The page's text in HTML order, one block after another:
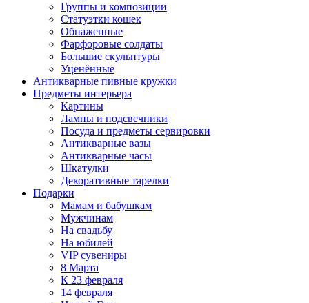
Группы и композиции
Статуэтки кошек
Обнаженные
Фарфоровые солдаты
Большие скульптуры
Уценённые
Антикварные пивные кружки
Предметы интерьера
Картины
Лампы и подсвечники
Посуда и предметы сервировки
Антикварные вазы
Антикварные часы
Шкатулки
Декоративные тарелки
Подарки
Мамам и бабушкам
Мужчинам
На свадьбу
На юбилей
VIP сувениры
8 Марта
К 23 февраля
14 февраля